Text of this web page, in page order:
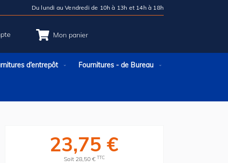
Du lundi au Vendredi de 10h à 13h et 14h à 18h
Mon panier
d’entrepôt Fournitures - de Bureau
23,75 €
Soit 28,50 € TTC